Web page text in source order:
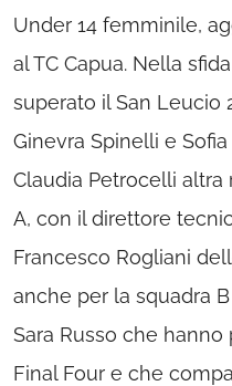
Under 14 femminile,
al TC Capua. Nella
superato il San Leucio
Ginevra Spinelli e
Claudia Petrocelli altra
A, con il direttore
Francesco Rogliani
anche per la squadra
Sara Russo che
Final Four e che